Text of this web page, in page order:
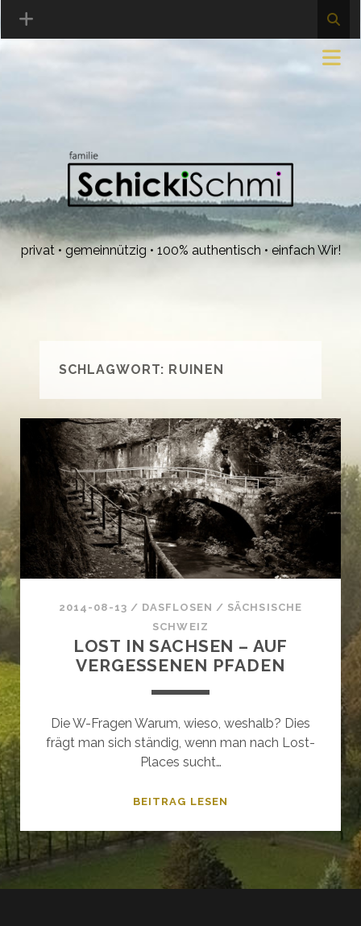
privat • gemeinnützig • 100% authentisch • einfach Wir!
SCHLAGWORT: RUINEN
2014-08-13 / DASFLOSEN / SÄCHSISCHE
SCHWEIZ
LOST IN SACHSEN – AUF
VERGESSENEN PFADEN
Die W-Fragen Warum, wieso, weshalb? Dies
frägt man sich ständig, wenn man nach Lost-
Places sucht…
BEITRAG LESEN
AUF